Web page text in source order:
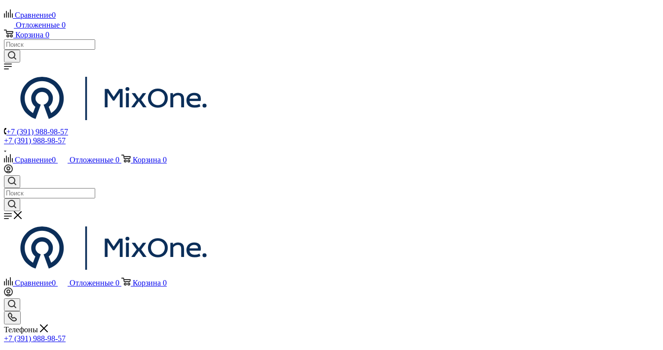
Сравнение0
Отложенные 0
Корзина 0
+7 (391) 988-98-57
+7 (391) 988-98-57
Сравнение0 Отложенные 0 Корзина 0
Сравнение0 Отложенные 0 Корзина 0
Телефоны
+7 (391) 988-98-57